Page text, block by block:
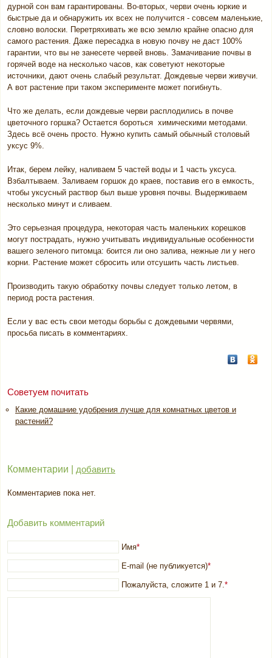
дурной сон вам гарантированы. Во-вторых, черви очень юркие и
быстрые да и обнаружить их всех не получится - совсем маленькие,
словно волоски. Перетряхивать же всю землю крайне опасно для
самого растения. Даже пересадка в новую почву не даст 100%
гарантии, что вы не занесете червей вновь. Замачивание почвы в
горячей воде на несколько часов, как советуют некоторые
источники, дают очень слабый результат. Дождевые черви живучи.
А вот растение при таком эксперименте может погибнуть.
Что же делать, если дождевые черви расплодились в почве
цветочного горшка? Остается бороться химическими методами.
Здесь всё очень просто. Нужно купить самый обычный столовый
уксус 9%.
Итак, берем лейку, наливаем 5 частей воды и 1 часть уксуса.
Взбалтываем. Заливаем горшок до краев, поставив его в емкость,
чтобы уксусный раствор был выше уровня почвы. Выдерживаем
несколько минут и сливаем.
Это серьезная процедура, некоторая часть маленьких корешков
могут пострадать, нужно учитывать индивидуальные особенности
вашего зеленого питомца: боится ли оно залива, нежные ли у него
корни. Растение может сбросить или отсушить часть листьев.
Производить такую обработку почвы следует только летом, в
период роста растения.
Если у вас есть свои методы борьбы с дождевыми червями,
просьба писать в комментариях.
Советуем почитать
Какие домашние удобрения лучше для комнатных цветов и
растений?
Комментарии | добавить
Комментариев пока нет.
Добавить комментарий
Имя*
E-mail (не публикуется)*
Пожалуйста, сложите 1 и 7.*